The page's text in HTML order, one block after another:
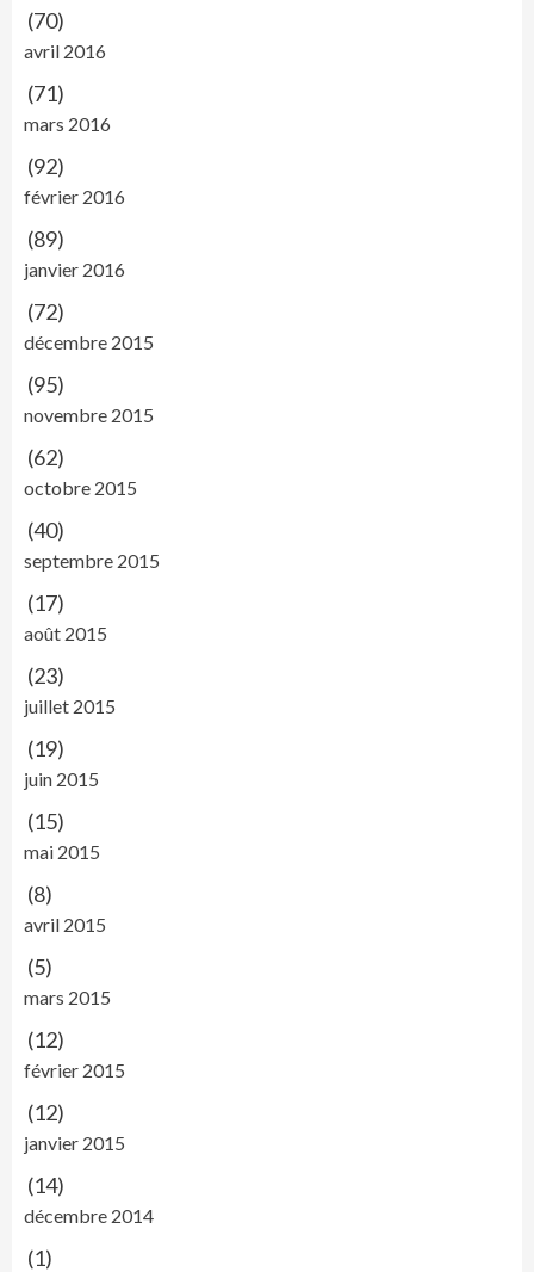
(70)
avril 2016
(71)
mars 2016
(92)
février 2016
(89)
janvier 2016
(72)
décembre 2015
(95)
novembre 2015
(62)
octobre 2015
(40)
septembre 2015
(17)
août 2015
(23)
juillet 2015
(19)
juin 2015
(15)
mai 2015
(8)
avril 2015
(5)
mars 2015
(12)
février 2015
(12)
janvier 2015
(14)
décembre 2014
(1)